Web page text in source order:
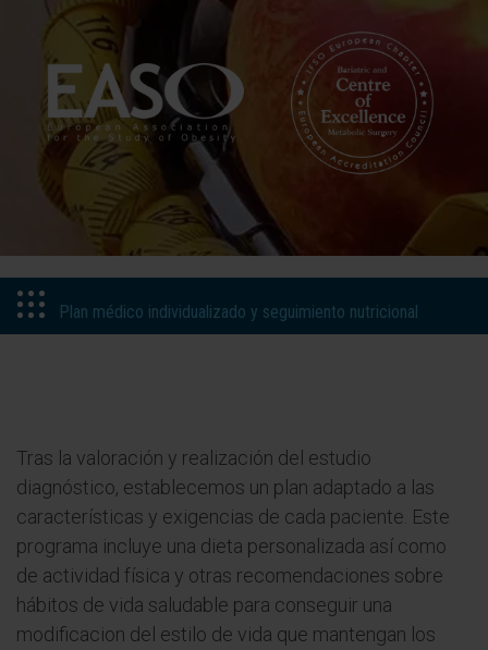
Plan médico individualizado y seguimiento nutricional
Tras la valoración y realización del estudio
diagnóstico, establecemos un plan adaptado a las
características y exigencias de cada paciente. Este
programa incluye una dieta personalizada así como
de actividad física y otras recomendaciones sobre
hábitos de vida saludable para conseguir una
modificacion del estilo de vida que mantengan los